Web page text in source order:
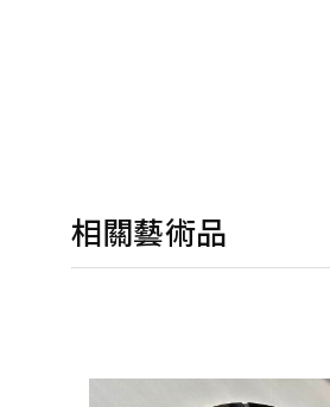
相關藝術品